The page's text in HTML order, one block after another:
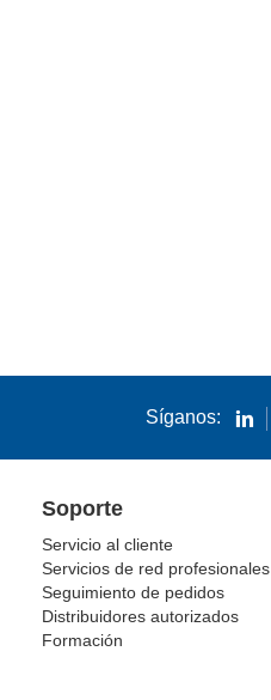
Síganos:
Soporte
Servicio al cliente
Servicios de red profesionales
Seguimiento de pedidos
Distribuidores autorizados
Formación